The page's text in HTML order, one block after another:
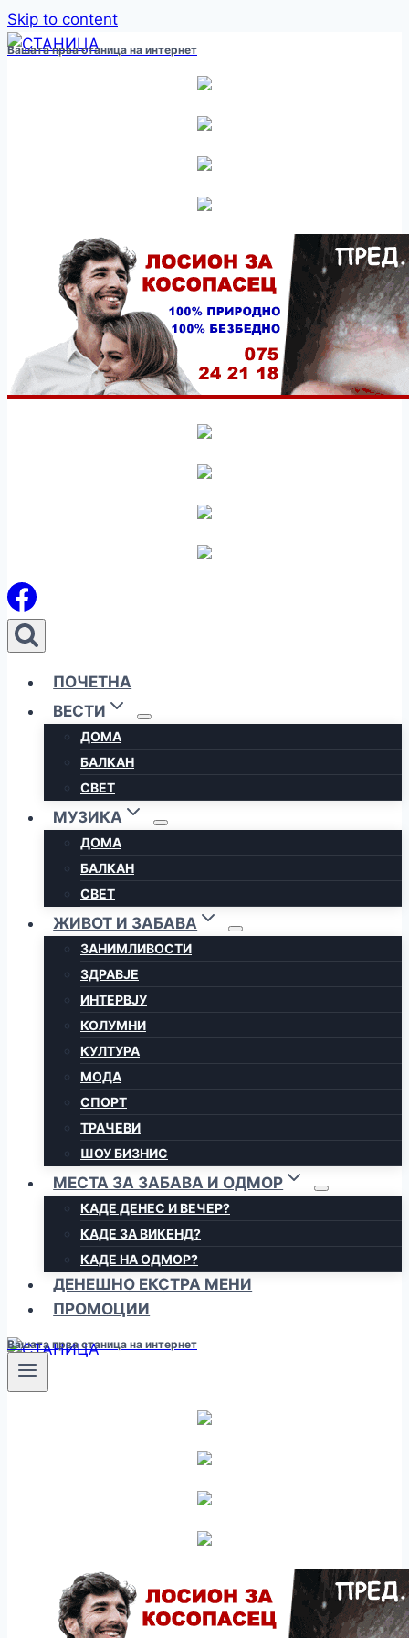
Skip to content
Вашата прва станица на интернет
ПОЧЕТНА
ВЕСТИ
ДОМА
БАЛКАН
СВЕТ
МУЗИКА
ДОМА
БАЛКАН
СВЕТ
ЖИВОТ И ЗАБАВА
ЗАНИМЛИВОСТИ
ЗДРАВЈЕ
ИНТЕРВЈУ
КОЛУМНИ
КУЛТУРА
МОДА
СПОРТ
ТРАЧЕВИ
ШОУ БИЗНИС
МЕСТА ЗА ЗАБАВА И ОДМОР
КАДЕ ДЕНЕС И ВЕЧЕР?
КАДЕ ЗА ВИКЕНД?
КАДЕ НА ОДМОР?
ДЕНЕШНО ЕКСТРА МЕНИ
ПРОМОЦИИ
Вашата прва станица на интернет